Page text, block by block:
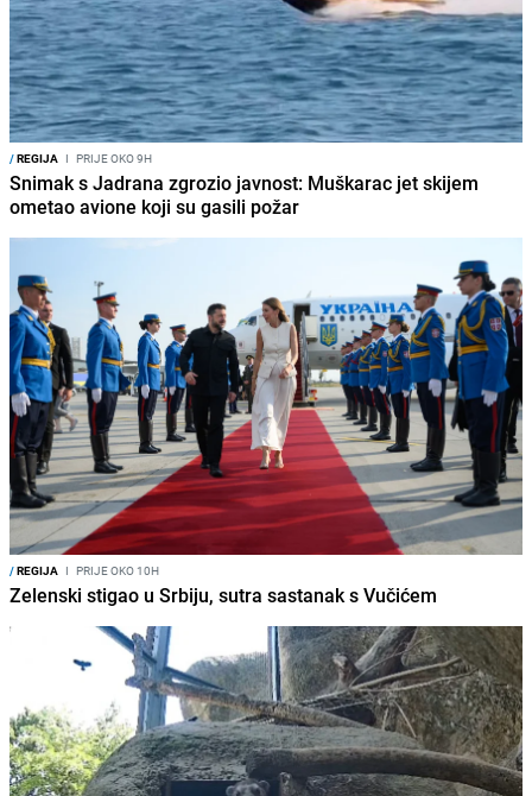
/REGIJA I PRIJE OKO 9H
Snimak s Jadrana zgrozio javnost: Muškarac jet skijem
ometao avione koji su gasili požar
/REGIJA I PRIJE OKO 10H
Zelenski stigao u Srbiju, sutra sastanak s Vučićem